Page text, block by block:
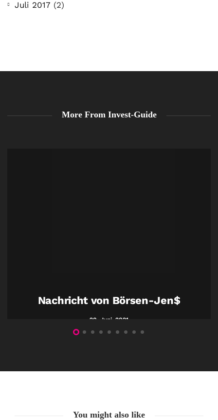
Juli 2017 (2)
More From Invest-Guide
Nachricht von Börsen-Jen$
20. Juni. 2021
You might also like